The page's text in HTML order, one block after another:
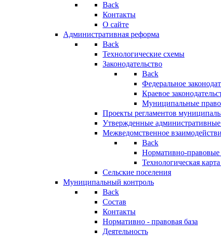
Back
Контакты
О сайте
Административная реформа
Back
Технологические схемы
Законодательство
Back
Федеральное
Краевое
Муниципальные
Проекты регламентов
Утвержденные
Межведомственное
Back
Нормативно-правовые
Технологическая
Сельские поселения
Муниципальный контроль
Back
Состав
Контакты
Нормативно - правовая база
Деятельность